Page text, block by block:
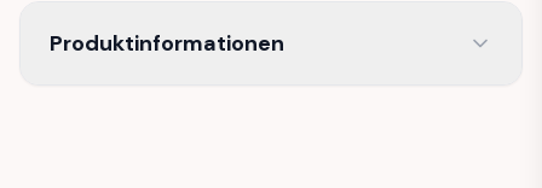
Produktinformationen